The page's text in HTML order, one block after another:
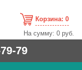
Корзина: 0
На сумму:0 руб.
79